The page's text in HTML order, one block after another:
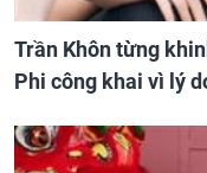
Trần Khôn từng
Phi công khai vì lý